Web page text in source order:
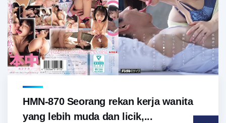
HMN-870 Seorang rekan kerja wanita
yang lebih muda dan licik,...